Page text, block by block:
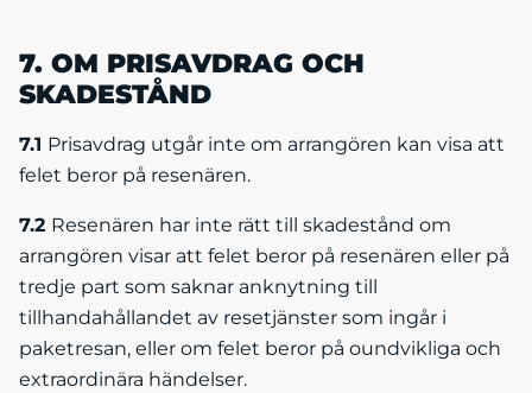
7. OM PRISAVDRAG OCH
SKADESTÅND
7.1 Prisavdrag utgår inte om arrangören kan visa att
felet beror på resenären.
7.2 Resenären har inte rätt till skadestånd om
arrangören visar att felet beror på resenären eller på
tredje part som saknar anknytning till
tillhandahållandet av resetjänster som ingår i
paketresan, eller om felet beror på oundvikliga och
extraordinära händelser.